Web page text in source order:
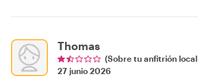
Thomas
(Sobre tu anfitrión local
27 junio 2026